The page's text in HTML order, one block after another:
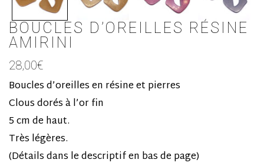
BOUCLES D’OREILLES RÉSINE
AMIRINI
28,00€
Boucles d’oreilles en résine et pierres
Clous dorés à l’or fin
5 cm de haut.
Très légères.
(Détails dans le descriptif en bas de page)